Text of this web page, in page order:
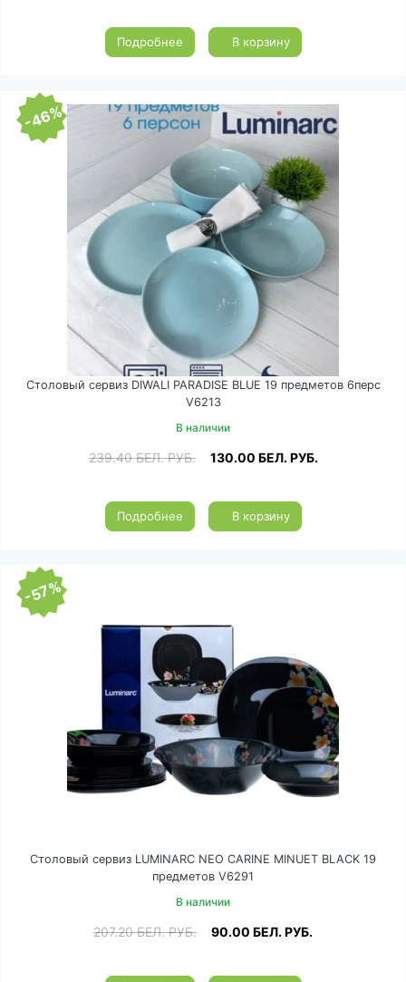
Подробнее В корзину
-46%
Столовый сервиз DIWALI PARADISE BLUE 19 предметов 6перс
V6213
В наличии
239.40БЕЛ. РУБ. 130.00 БЕЛ. РУБ.
Подробнее В корзину
-57%
Столовый сервиз LUMINARC NEO CARINE MINUET BLACK 19
предметов V6291
В наличии
207.20БЕЛ. РУБ. 90.00 БЕЛ. РУБ.